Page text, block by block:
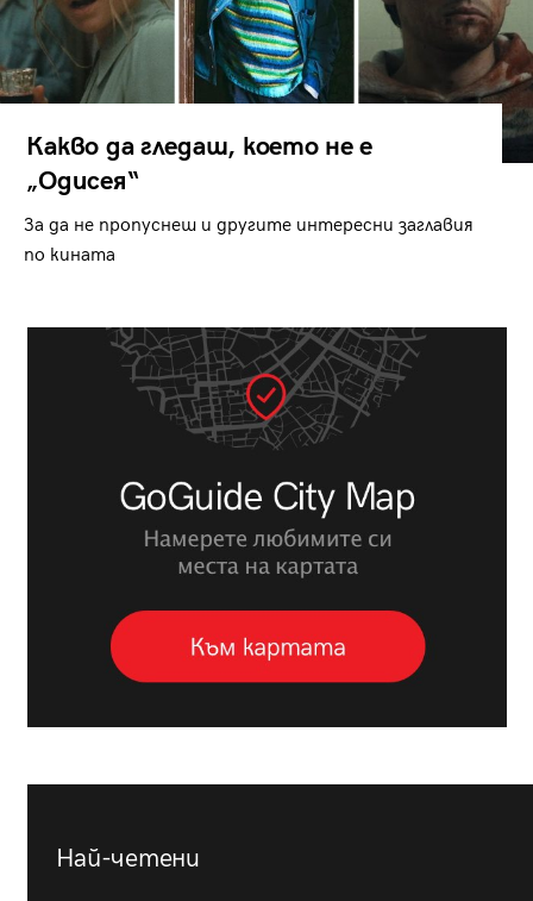
Какво да гледаш, което не е
„Одисея“
За да не пропуснеш и другите интересни заглавия
по кината
Най-четени